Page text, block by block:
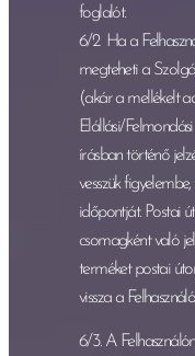
foglalót.
6/2 Ha a
megteheti a
(akár a mellékelt
Elállási/
írásban történő
vesszük
időpontját. Postai
csomagként való
terméket postai
vissza a
6/3. A